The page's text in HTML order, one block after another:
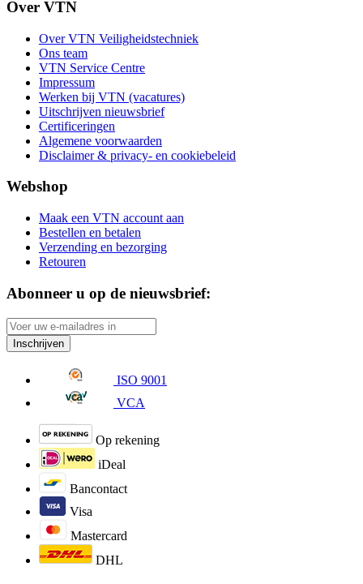
Over VTN
Over VTN Veiligheidstechniek
Ons team
VTN Service Centre
Impressum
Werken bij VTN (vacatures)
Uitschrijven nieuwsbrief
Certificeringen
Algemene voorwaarden
Disclaimer & privacy- en cookiebeleid
Webshop
Maak een VTN account aan
Bestellen en betalen
Verzending en bezorging
Retouren
Abonneer u op de nieuwsbrief:
Inschrijven
ISO 9001
VCA
Op rekening
iDeal
Bancontact
Visa
Mastercard
DHL